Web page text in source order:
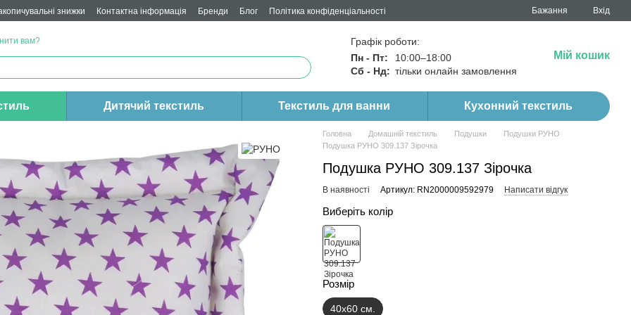
знижки Контактна інформація Бренди Блог
Політика конфіденціальності
Бажання Вхід
вам?
Графік роботи:
Пн - Пт:
10:00–18:00
Сб - Нд: тільки онлайн замовлення
Мій кошик
Дитячий текстиль Текстиль для ванни Кухонний текстиль
Головна Домашній текстиль Подушки
Подушки РУНО
Подушка РУНО 309.137 Зірочка
Подушка РУНО 309.137 Зірочка
В наявності Артикул: RN2000009592979 Написати відгук
Виберіть колір
Розмір
40х60 см.